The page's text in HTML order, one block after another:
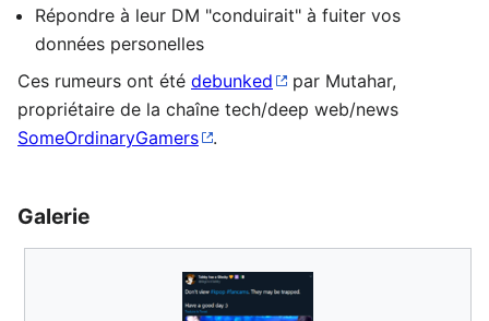
Répondre à leur DM "conduirait" à fuiter vos
données personelles
Ces rumeurs ont été debunked
par Mutahar,
propriétaire de la chaîne tech/deep web/news
SomeOrdinaryGamers
.
Galerie